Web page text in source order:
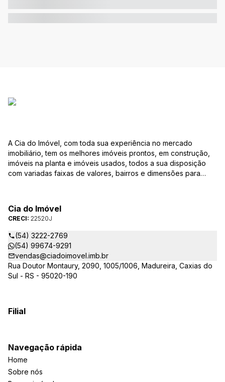
A Cia do Imóvel, com toda sua experiência no mercado
imobiliário, tem os melhores imóveis prontos, em construção,
imóveis na planta e imóveis usados, todos a sua disposição
com variadas faixas de valores, bairros e dimensões para
estarão sempre prontos para responder-lhe todas as suas
dúvidas sobre casas, apartamentos, terrenos, salas comerciais
e outros produtos imobiliários.
Cia do Imóvel
CRECI: 22520J
(54) 3222-2769
(54) 99674-9291
vendas@ciadoimovel.imb.br
Rua Doutor Montaury, 2090, 1005/1006, Madureira, Caxias do
Sul - RS - 95020-190
Filial
Navegação rápida
Home
Sobre nós